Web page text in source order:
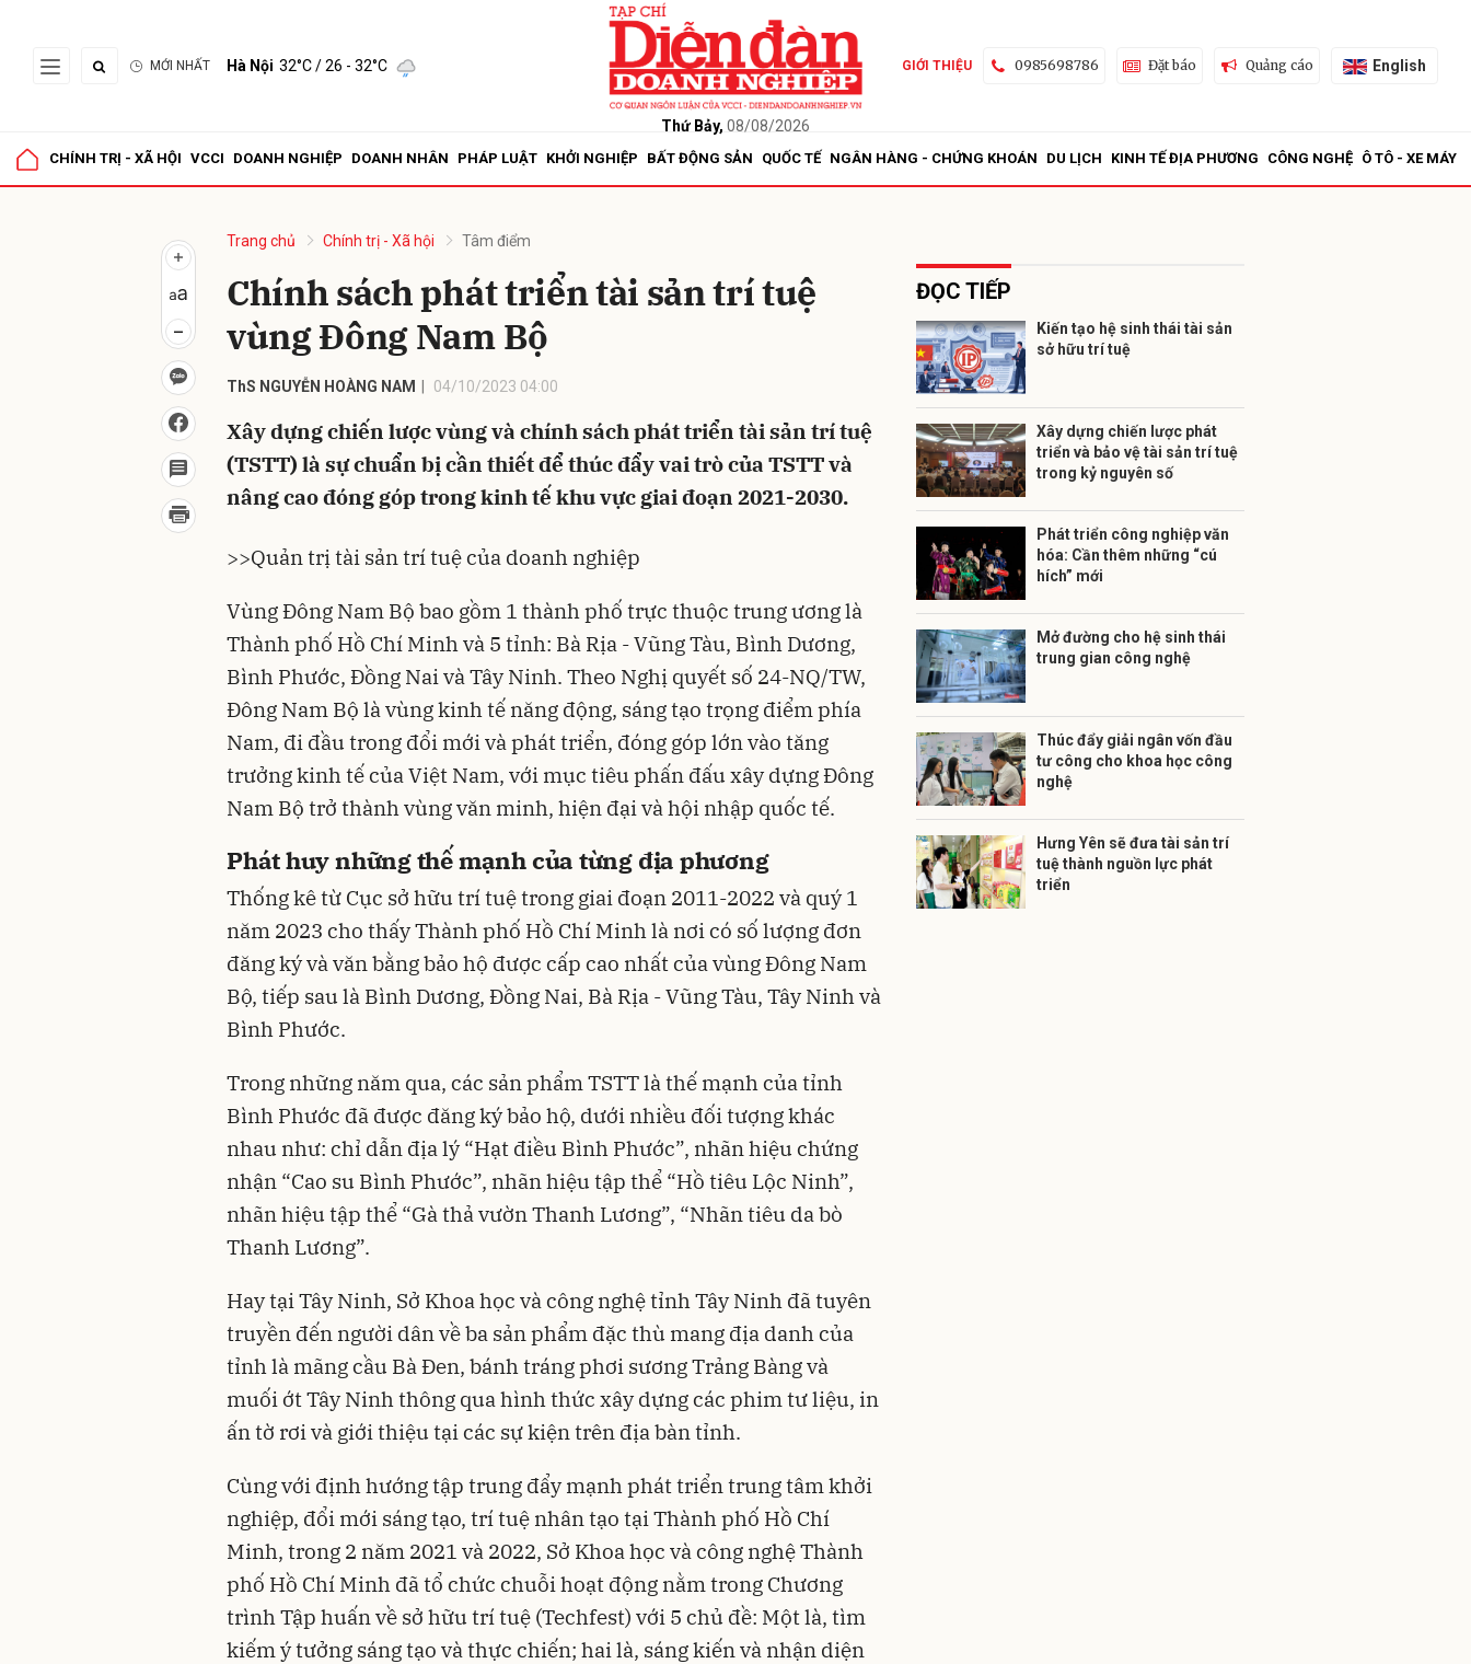
MỚI NHẤT Hà Nội 32°C/ 26 - 32°C
Thứ Bảy, 08/08/2026
GIỚI THIỆU 0985698786 Đặt báo Quảng cáo English
CHÍNH TRỊ - XÃ HỘI VCCI DOANH NGHIỆP DOANH NHÂN PHÁP LUẬT KHỞI NGHIỆP BẤT ĐỘNG SẢN QUỐC TẾ NGÂN HÀNG - CHỨNG KHOÁN DU LỊCH KINH TẾ ĐỊA PHƯƠNG CÔNG NGHỆ Ô TÔ - XE MÁY
Trang chủ Chính trị - Xã hội Tâm điểm
Chính sách phát triển tài sản trí tuệ
vùng Đông Nam Bộ
ThS NGUYỄN HOÀNG NAM 04/10/2023 04:00
Xây dựng chiến lược vùng và chính sách phát triển tài sản trí tuệ
(TSTT) là sự chuẩn bị cần thiết để thúc đẩy vai trò của TSTT và
nâng cao đóng góp trong kinh tế khu vực giai đoạn 2021-2030.
>>Quản trị tài sản trí tuệ của doanh nghiệp
Vùng Đông Nam Bộ bao gồm 1 thành phố trực thuộc trung ương là
Thành phố Hồ Chí Minh và 5 tỉnh: Bà Rịa - Vũng Tàu, Bình Dương,
Bình Phước, Đồng Nai và Tây Ninh. Theo Nghị quyết số 24-NQ/TW,
Đông Nam Bộ là vùng kinh tế năng động, sáng tạo trọng điểm phía
Nam, đi đầu trong đổi mới và phát triển, đóng góp lớn vào tăng
trưởng kinh tế của Việt Nam, với mục tiêu phấn đấu xây dựng Đông
Nam Bộ trở thành vùng văn minh, hiện đại và hội nhập quốc tế.
Phát huy những thế mạnh của từng địa phương
Thống kê từ Cục sở hữu trí tuệ trong giai đoạn 2011-2022 và quý 1
năm 2023 cho thấy Thành phố Hồ Chí Minh là nơi có số lượng đơn
đăng ký và văn bằng bảo hộ được cấp cao nhất của vùng Đông Nam
Bộ, tiếp sau là Bình Dương, Đồng Nai, Bà Rịa - Vũng Tàu, Tây Ninh và
Bình Phước.
Trong những năm qua, các sản phẩm TSTT là thế mạnh của tỉnh
Bình Phước đã được đăng ký bảo hộ, dưới nhiều đối tượng khác
nhau như: chỉ dẫn địa lý “Hạt điều Bình Phước”, nhãn hiệu chứng
nhận “Cao su Bình Phước”, nhãn hiệu tập thể “Hồ tiêu Lộc Ninh”,
nhãn hiệu tập thể “Gà thả vườn Thanh Lương”, “Nhãn tiêu da bò
Thanh Lương”.
Hay tại Tây Ninh, Sở Khoa học và công nghệ tỉnh Tây Ninh đã tuyên
truyền đến người dân về ba sản phẩm đặc thù mang địa danh của
tỉnh là mãng cầu Bà Ðen, bánh tráng phơi sương Trảng Bàng và
muối ớt Tây Ninh thông qua hình thức xây dựng các phim tư liệu, in
ấn tờ rơi và giới thiệu tại các sự kiện trên địa bàn tỉnh.
Cùng với định hướng tập trung đẩy mạnh phát triển trung tâm khởi
nghiệp, đổi mới sáng tạo, trí tuệ nhân tạo tại Thành phố Hồ Chí
Minh, trong 2 năm 2021 và 2022, Sở Khoa học và công nghệ Thành
phố Hồ Chí Minh đã tổ chức chuỗi hoạt động nằm trong Chương
trình Tập huấn về sở hữu trí tuệ (Techfest) với 5 chủ đề: Một là, tìm
kiếm ý tưởng sáng tạo và thực chiến; hai là, sáng kiến và nhận diện
ĐỌC TIẾP
Kiến tạo hệ sinh thái tài sản
sở hữu trí tuệ
Xây dựng chiến lược phát
triển và bảo vệ tài sản trí tuệ
trong kỷ nguyên số
Phát triển công nghiệp văn
hóa: Cần thêm những “cú
hích” mới
Mở đường cho hệ sinh thái
trung gian công nghệ
Thúc đẩy giải ngân vốn đầu
tư công cho khoa học công
nghệ
Hưng Yên sẽ đưa tài sản trí
tuệ thành nguồn lực phát
triển
Gửi